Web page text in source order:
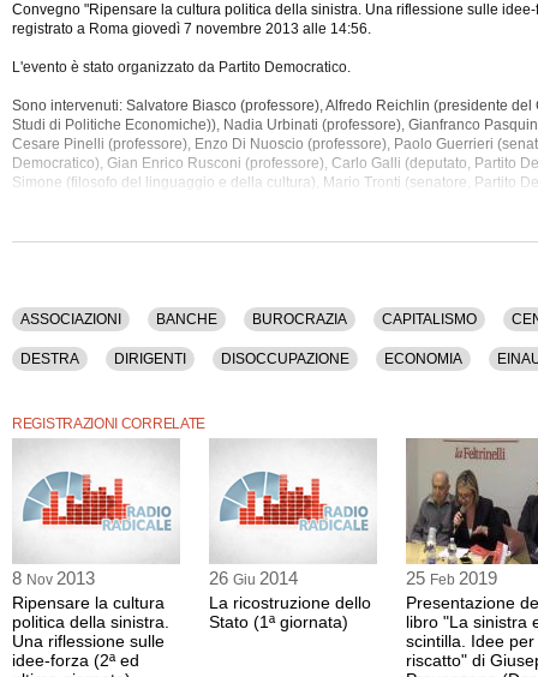
Convegno "Ripensare la cultura politica della sinistra. Una riflessione sulle idee-
registrato a Roma giovedì 7 novembre 2013 alle 14:56.
L'evento è stato organizzato da Partito Democratico.
Sono intervenuti: Salvatore Biasco (professore), Alfredo Reichlin (presidente del
Studi di Politiche Economiche)), Nadia Urbinati (professore), Gianfranco
Cesare Pinelli (professore), Enzo Di Nuoscio (professore), Paolo Guerrieri
Democratico), Gian Enrico Rusconi (professore), Carlo Galli (deputato, Partito
Simone (filosofo del linguaggio e della cultura), Mario Tronti (senatore, Partito
Industria, Informazione, Intellettuali, Istituzioni, Italia, Lavoro, Liberalismo,
Mediterraneo, Mercato, Merkel, Monopolio, Occupazione, Pari Opportunita',
Democratico, Pci, Politica, Portogallo, Poverta', Reddito, Regioni, Rousseau,
Socialismo, Societa', Spagna, Stato, Storia, Sviluppo, Tasso D'interesse,
La registrazione audio di questo convegno ha una durata di 3 ore e 57 minuti.
ASSOCIAZIONI BANCHE BUROCRAZIA CAPITALISMO
DESTRA DIRIGENTI DISOCCUPAZIONE ECONOMIA
LAVORO LIBERALISMO MANAGEMENT MASS MEDIA
PARI OPPORTUNITA' PARTITI PARTITO DEMOCRATICO
ROUSSEAU SINDACATO SINISTRA SOCIALISMO
VOTO
REGISTRAZIONI CORRELATE
8 Nov 2013
Ripensare la cultura
politica della sinistra.
Una riflessione sulle
idee-forza (2ª ed
26 Giu 2014
La ricostruzione dello
Stato (1ª giornata)
25 Feb 2019
Presentazione
libro "La sinistra
scintilla. Idee per
riscatto" di